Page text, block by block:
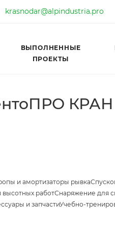
krasnodar@alpindustria.pro
ВЫПОЛНЕННЫЕ
ПРОЕКТЫ
КРАН
и амортизаторы рывка
работСнаряжение для
и запчастиУчебно-